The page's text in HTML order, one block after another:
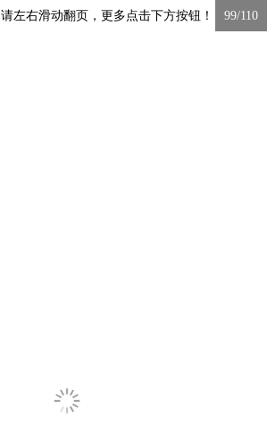
请左右滑动翻页，更多点击下方按钮！ 99/110